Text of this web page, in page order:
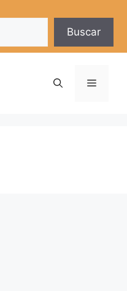
Buscar
Menú